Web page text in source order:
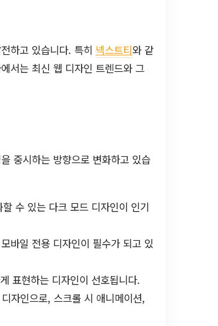
하고 있습니다. 특히 넥스트티와 같
서는 최신 웹 디자인 트렌드와 그
중시하는 방향으로 변화하고 있습
수 있는 다크 모드 디자인이 인기
바일 전용 디자인이 필수가 되고 있
표현하는 디자인이 선호됩니다.
자인으로, 스크롤 시 애니메이션,